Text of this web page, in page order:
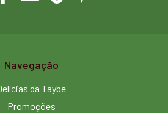
Navegação
da Taybe
Promoções